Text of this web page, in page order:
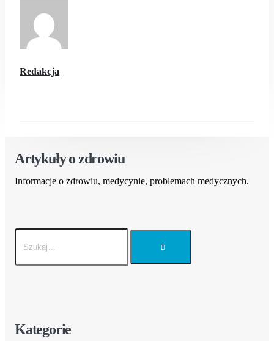
Redakcja
Artykuły o zdrowiu
Informacje o zdrowiu, medycynie, problemach medycznych.
Kategorie